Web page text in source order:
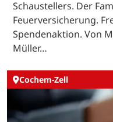
Schaustellers. Der
Feuerversicherung.
Spendenaktion. Von
Müller…
Cochem-Zell